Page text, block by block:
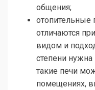
общения;
отопительные
отличаются
видом и
степени нужна
такие печи
помещениях,